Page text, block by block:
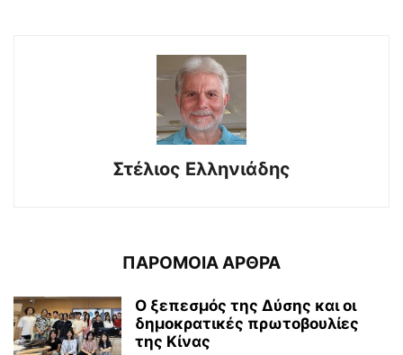
Στέλιος Ελληνιάδης
ΠΑΡΟΜΟΙΑ ΑΡΘΡΑ
Ο ξεπεσμός της Δύσης και οι
δημοκρατικές πρωτοβουλίες
της Κίνας